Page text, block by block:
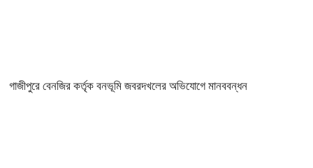
গাজীপুরে বেনজির কর্তৃক বনভূমি জবরদখলের অভিযোগে মানববন্ধন